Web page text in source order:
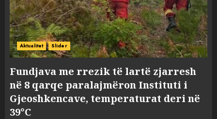
Aktualitet Slider
Fundjava me rrezik të lartë zjarresh
në 8 qarqe paralajmëron Instituti i
Gjeoshkencave, temperaturat deri në
39°C